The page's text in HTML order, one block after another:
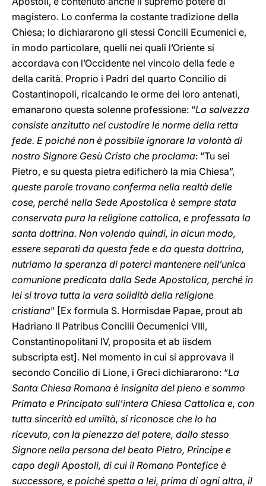
magistero. Lo conferma la costante tradizione della
Chiesa; lo dichiararono gli stessi Concili Ecumenici e,
in modo particolare, quelli nei quali l’Oriente si
accordava con l’Occidente nel vincolo della fede e
della carità. Proprio i Padri del quarto Concilio di
Costantinopoli, ricalcando le orme dei loro antenati,
emanarono questa solenne professione: “La salvezza
consiste anzitutto nel custodire le norme della retta
fede. E poiché non è possibile ignorare la volontà di
nostro Signore Gesù Cristo che proclama: “Tu sei
Pietro, e su questa pietra edificherò la mia Chiesa”,
queste parole trovano conferma nella realtà delle
cose, perché nella Sede Apostolica è sempre stata
conservata pura la religione cattolica, e professata la
santa dottrina. Non volendo quindi, in alcun modo,
essere separati da questa fede e da questa dottrina,
nutriamo la speranza di poterci mantenere nell’unica
comunione predicata dalla Sede Apostolica, perché in
lei si trova tutta la vera solidità della religione
cristiana” [Ex formula S. Hormisdae Papae, prout ab
Hadriano II Patribus Concilii Oecumenici VIII,
Constantinopolitani IV, proposita et ab iisdem
subscripta est]. Nel momento in cui si approvava il
secondo Concilio di Lione, i Greci dichiararono: “La
Santa Chiesa Romana è insignita del pieno e sommo
Primato e Principato sull’intera Chiesa Cattolica e, con
tutta sincerità ed umiltà, si riconosce che lo ha
ricevuto, con la pienezza del potere, dallo stesso
Signore nella persona del beato Pietro, Principe e
capo degli Apostoli, di cui il Romano Pontefice è
successore, e poiché spetta a lei, prima di ogni altra, il